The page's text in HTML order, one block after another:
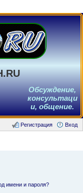
Обсуждение,
консультаци
и, общение.
Вход
Регистрация
имени и пароля?